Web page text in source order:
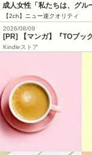
成人女性「私たちは、グル
【2ch】ニュー速クオリティ
2026/08/09
[PR] 【マンガ】『TOブッ
Kindleストア